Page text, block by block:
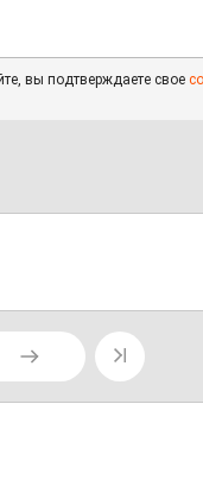
вы подтверждаете свое